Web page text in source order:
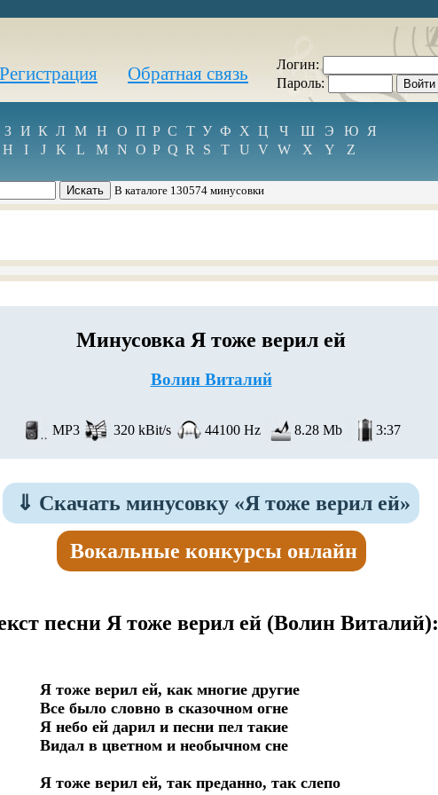
Регистрация Обратная связь
Логин:
Пароль:
З И К Л М Н О П Р С Т У Ф Х Ц Ч Ш Э Ю Я
H
I J K L M N O P Q R S T U V W X Y Z
В каталоге 130574 минусовки
Минусовка Я тоже верил ей
Волин Виталий
MP3 320 kBit/s 44100 Hz 8.28 Mb 3:37
⇓ Скачать минусовку «Я тоже верил ей»
Вокальные конкурсы онлайн
песни Я тоже верил ей(Волин Виталий):
Я тоже верил ей, как многие другие
Все было словно в сказочном огне
Я небо ей дарил и песни пел такие
Видал в цветном и необычном сне
Я тоже верил ей, так преданно, так слепо